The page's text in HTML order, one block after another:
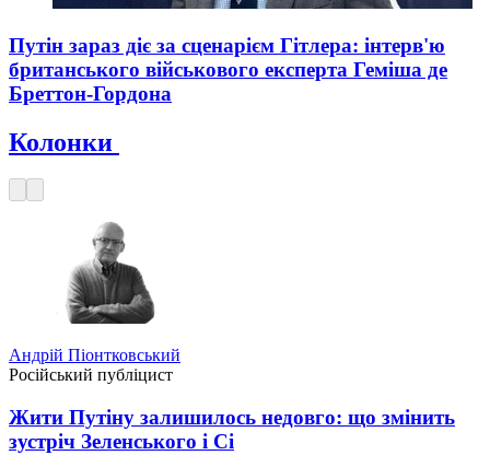
Путін зараз діє за сценарієм Гітлера: інтерв'ю
британського військового експерта Геміша де
Бреттон-Гордона
Колонки
Андрій Піонтковський
Російський публіцист
Жити Путіну залишилось недовго: що змінить
зустріч Зеленського і Сі